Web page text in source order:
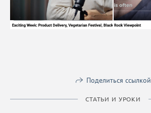
Поделиться ссылкой
СТАТЬИ И УРОКИ